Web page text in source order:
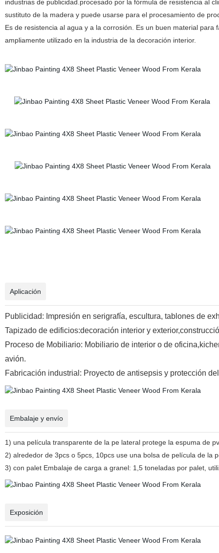
industrias de publicidad.procesado por la fórmula de resistencia al
sustituto de la madera y puede usarse para el procesamiento de
Es de resistencia al agua y a la corrosión. Es un buen material
ampliamente utilizado en la industria de la decoración interior.
Aplicación
Publicidad: Impresión en serigrafía, escultura, tablones de
Tapizado de edificios:decoración interior y
Proceso de Mobiliario: Mobiliario de interior o de
avión.
Fabricación industrial: Proyecto de antisepsis y protección
Embalaje y envío
1) una película transparente de la pe lateral protege la espuma de
2) alrededor de 3pcs o 5pcs, 10pcs use una bolsa de película de la
3) con palet Embalaje de carga a granel: 1,5 toneladas por palet,
Exposición